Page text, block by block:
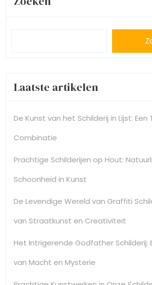
Laatste artikelen
De Kunst van het Schilderij in Lijst: Een
Combinatie
Prachtige Schilderijen op Hout:
Schoonheid in Kunst
De Levendige Wereld van Graffiti
van Straatkunst en Creativiteit
Het Intrigerende Godfather Schilderij:
van Macht en Mysterie